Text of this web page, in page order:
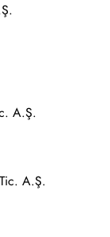
A.Ş.
A.Ş.